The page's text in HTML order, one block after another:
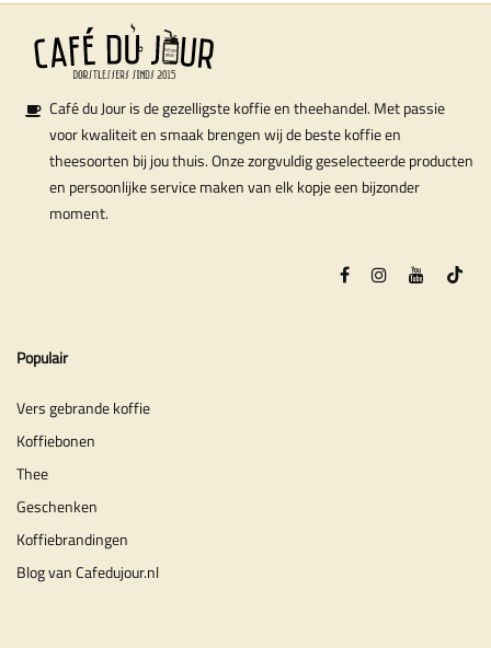
Café du Jour is de gezelligste koffie en theehandel. Met passie
voor kwaliteit en smaak brengen wij de beste koffie en
theesoorten bij jou thuis. Onze zorgvuldig geselecteerde producten
en persoonlijke service maken van elk kopje een bijzonder
moment.
Populair
Vers gebrande koffie
Koffiebonen
Thee
Geschenken
Koffiebrandingen
Blog van Cafedujour.nl